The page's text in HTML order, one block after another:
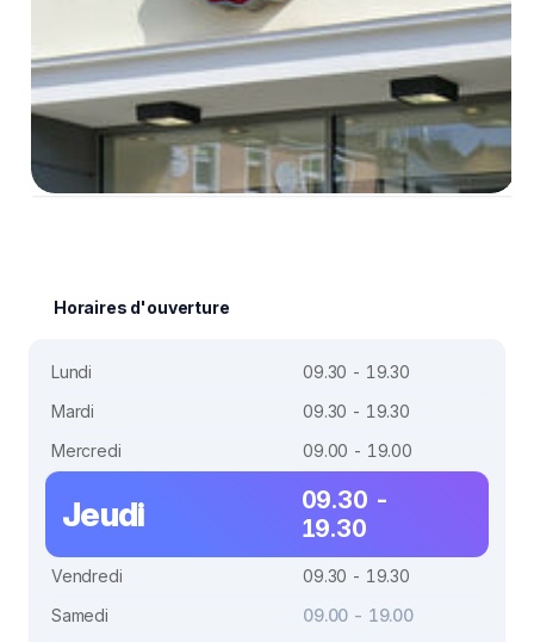
Horaires d'ouverture
Lundi
09.30 - 19.30
Mardi
09.30 - 19.30
Mercredi
09.00 - 19.00
Jeudi
09.30 -
19.30
Vendredi
09.30 - 19.30
Samedi
09.00 - 19.00